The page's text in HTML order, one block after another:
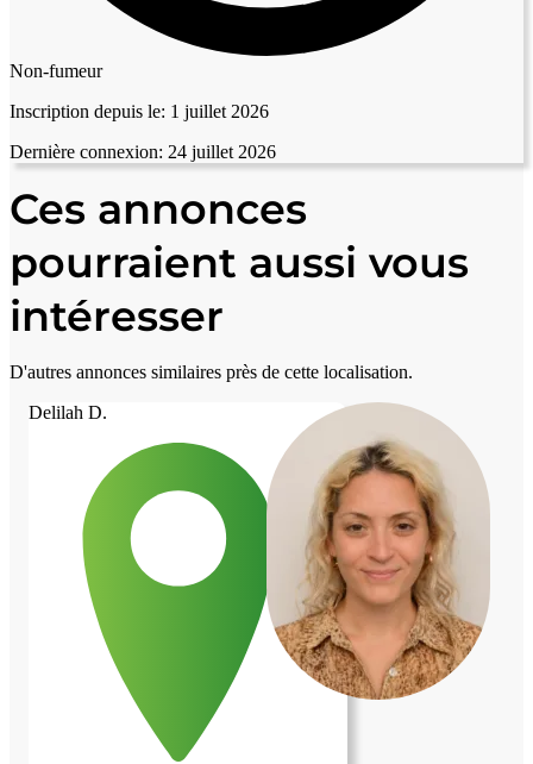
Non-fumeur
Inscription depuis le: 1 juillet 2026
Dernière connexion: 24 juillet 2026
Ces annonces
pourraient aussi vous
intéresser
D'autres annonces similaires près de cette localisation.
Delilah D.